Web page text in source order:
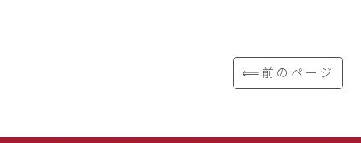
⟸前のページ